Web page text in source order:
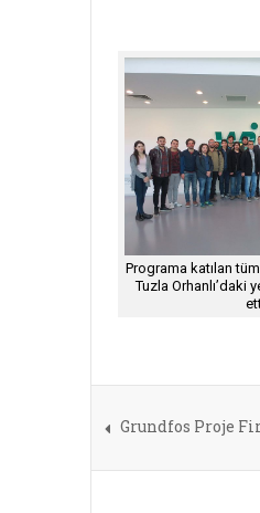
Programa katılan
Tuzla Orhanlı’daki
Grundfos Proje